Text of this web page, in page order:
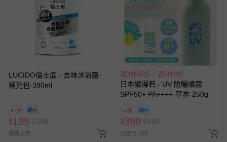
LUCIDO倫士度 - 去味沐浴露-
補充包-380ml
67折
$199 $299
最新上架
滿3件95折，滿5件9折
日本繽得若 - UV 防曬噴霧
SPF50+ PA++++-草本-250g
57折
$399 $699
已售出 709